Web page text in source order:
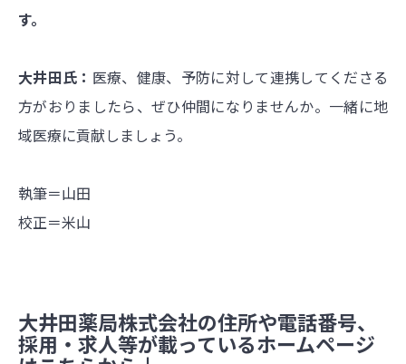
す。
大井田氏： 医療、健康、予防に対して連携してくださる
方がおりましたら、ぜひ仲間になりませんか。一緒に地
域医療に貢献しましょう。
執筆＝山田
校正＝米山
大井田薬局株式会社の住所や電話番号、
採用・求人等が載っているホームページ